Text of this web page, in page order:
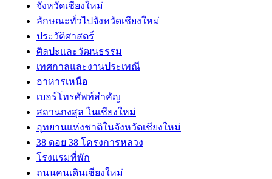
จังหวัดเชียงใหม่
ลักษณะทั่วไปจังหวัดเชียงใหม่
ประวัติศาสตร์
ศิลปะและวัฒนธรรม
เทศกาลและงานประเพณี
อาหารเหนือ
เบอร์โทรศัพท์สำคัญ
สถานกงสุล ในเชียงใหม่
อุทยานแห่งชาติในจังหวัดเชียงใหม่
38 ดอย 38 โครงการหลวง
โรงแรมที่พัก
ถนนคนเดินเชียงใหม่